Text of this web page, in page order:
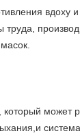
вдоху
труда,
который может